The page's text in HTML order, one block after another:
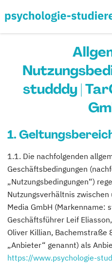
studddy |
1.
1.1. Die nachfolgenden
Geschäftsbedingungen
„Nutzungsbedingungen“)
Nutzungsverhältnis zwischen
Media GmbH (Markenname:
Geschäftsführer Leif
Oliver Killian, Bachemstraße
„Anbieter“ genannt) als
https://www.psychologie-